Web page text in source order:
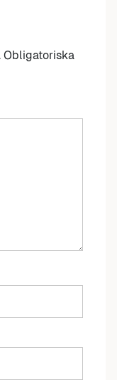
Obligatoriska